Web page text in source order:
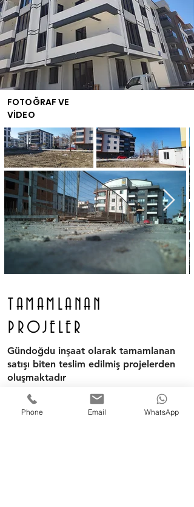
FOTOĞRAF VE
VİDEO
TAMAMLANAN
PROJELER
Gündoğdu inşaat olarak tamamlanan
satışı biten teslim edilmiş projelerden
oluşmaktadır
incele
Phone Email WhatsApp